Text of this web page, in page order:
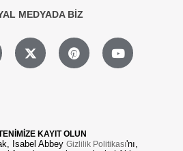
MEDYADA BİZ
KAYIT OLUN
Isabel Abbey Gizlilik Politikası'nı,